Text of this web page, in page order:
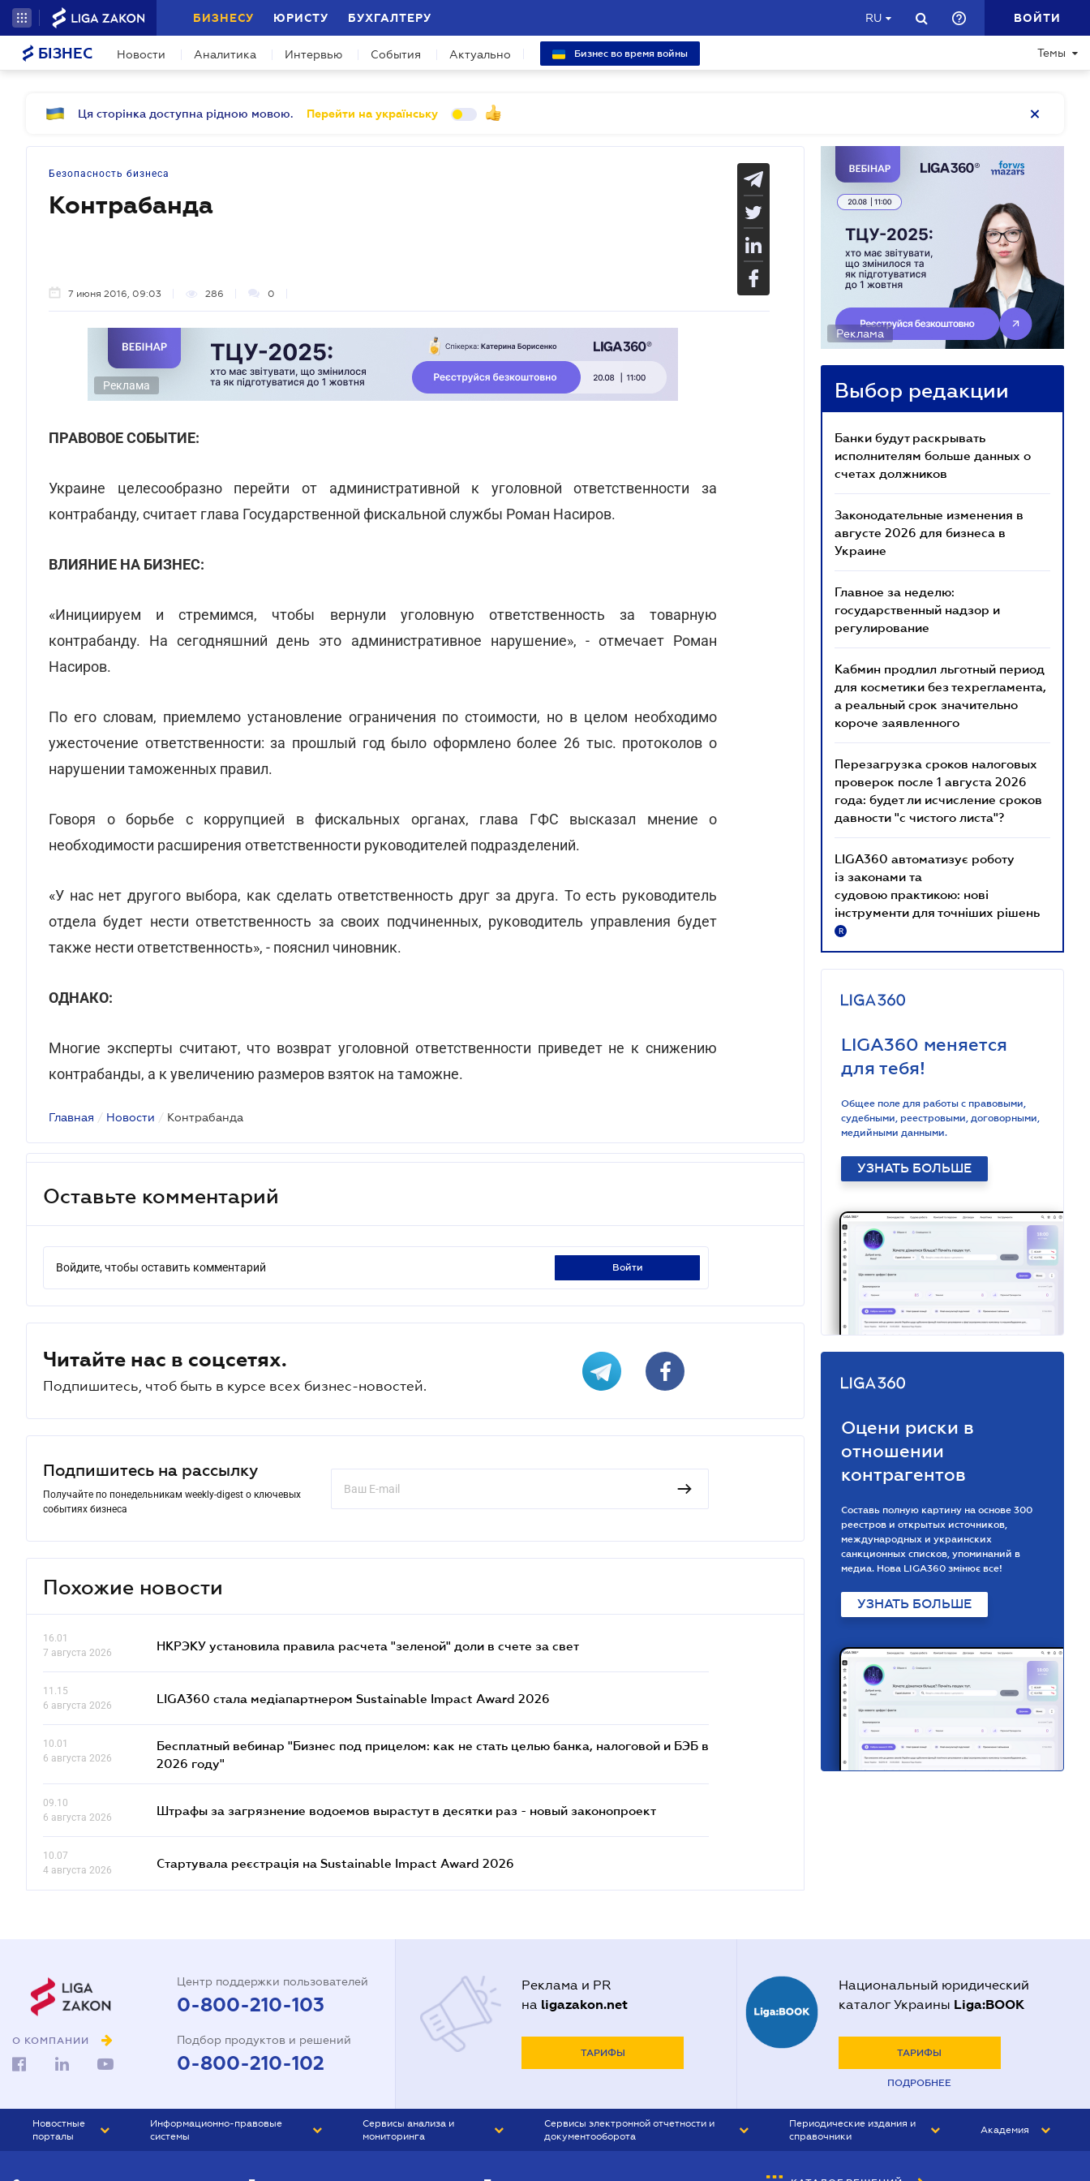
БИЗНЕСУ ЮРИСТУ БУХГАЛТЕРУ RU ВОЙТИ
БІЗНЕС Новости Аналитика Интервью События Актуально Бизнес во время войны Темы
Ця сторінка доступна рідною мовою. Перейти на українську
Безопасность бизнеса
Контрабанда
7 июня 2016, 09:03 286 0
Реклама
ПРАВОВОЕ СОБЫТИЕ:
Украине целесообразно перейти от административной к уголовной ответственности за
контрабанду, считает глава Государственной фискальной службы Роман Насиров.
ВЛИЯНИЕ НА БИЗНЕС:
«Инициируем и стремимся, чтобы вернули уголовную ответственность за товарную
контрабанду. На сегодняшний день это административное нарушение», - отмечает Роман
Насиров.
По его словам, приемлемо установление ограничения по стоимости, но в целом необходимо
ужесточение ответственности: за прошлый год было оформлено более 26 тыс. протоколов о
нарушении таможенных правил.
Говоря о борьбе с коррупцией в фискальных органах, глава ГФС высказал мнение о
необходимости расширения ответственности руководителей подразделений.
«У нас нет другого выбора, как сделать ответственность друг за друга. То есть руководитель
отдела будет нести ответственность за своих подчиненных, руководитель управления будет
также нести ответственность», - пояснил чиновник.
ОДНАКО:
Многие эксперты считают, что возврат уголовной ответственности приведет не к снижению
контрабанды, а к увеличению размеров взяток на таможне.
Главная / Новости / Контрабанда
Оставьте комментарий
Войдите, чтобы оставить комментарий войти
Читайте нас в соцсетях.
Подпишитесь, чтоб быть в курсе всех бизнес-новостей.
Подпишитесь на рассылку
Получайте по понедельникам weekly-digest о ключевых
событиях бизнеса
Похожие новости
16.01
7 августа 2026
НКРЭКУ установила правила расчета "зеленой" доли в счете за свет
11.15
6 августа 2026
LIGA360 стала медіапартнером Sustainable Impact Award 2026
10.01
6 августа 2026
Бесплатный вебинар "Бизнес под прицелом: как не стать целью банка, налоговой и БЭБ в
2026 году"
09.10
6 августа 2026
Штрафы за загрязнение водоемов вырастут в десятки раз - новый законопроект
10.07
4 августа 2026
Стартувала реєстрація на Sustainable Impact Award 2026
Реклама
Выбор редакции
Банки будут раскрывать
исполнителям больше данных о
счетах должников
Законодательные изменения в
августе 2026 для бизнеса в
Украине
Главное за неделю:
государственный надзор и
регулирование
Кабмин продлил льготный период
для косметики без техрегламента,
а реальный срок значительно
короче заявленного
Перезагрузка сроков налоговых
проверок после 1 августа 2026
года: будет ли исчисление сроков
давности "с чистого листа"?
LIGA360 автоматизує роботу
із законами та
судовою практикою: нові
інструменти для точніших рішень
R
LIGA360 меняется
для тебя!
Общее поле для работы с правовыми,
судебными, реестровыми, договорными,
медийными данными.
УЗНАТЬ БОЛЬШЕ
Оцени риски в
отношении
контрагентов
Составь полную картину на основе 300
реестров и открытых источников,
международных и украинских
санкционных списков, упоминаний в
медиа. Нова LIGA360 змінює все!
УЗНАТЬ БОЛЬШЕ
О КОМПАНИИ
Центр поддержки пользователей
0-800-210-103
Подбор продуктов и решений
0-800-210-102
Реклама и PR
на ligazakon.net
ТАРИФЫ
Национальный юридический
каталог Украины Liga:BOOK
ТАРИФЫ
ПОДРОБНЕЕ
Новостные
порталы
Информационно-правовые
системы
Сервисы анализа и
мониторинга
Сервисы электронной отчетности и
документооборота
Периодические издания и
справочники
Академия